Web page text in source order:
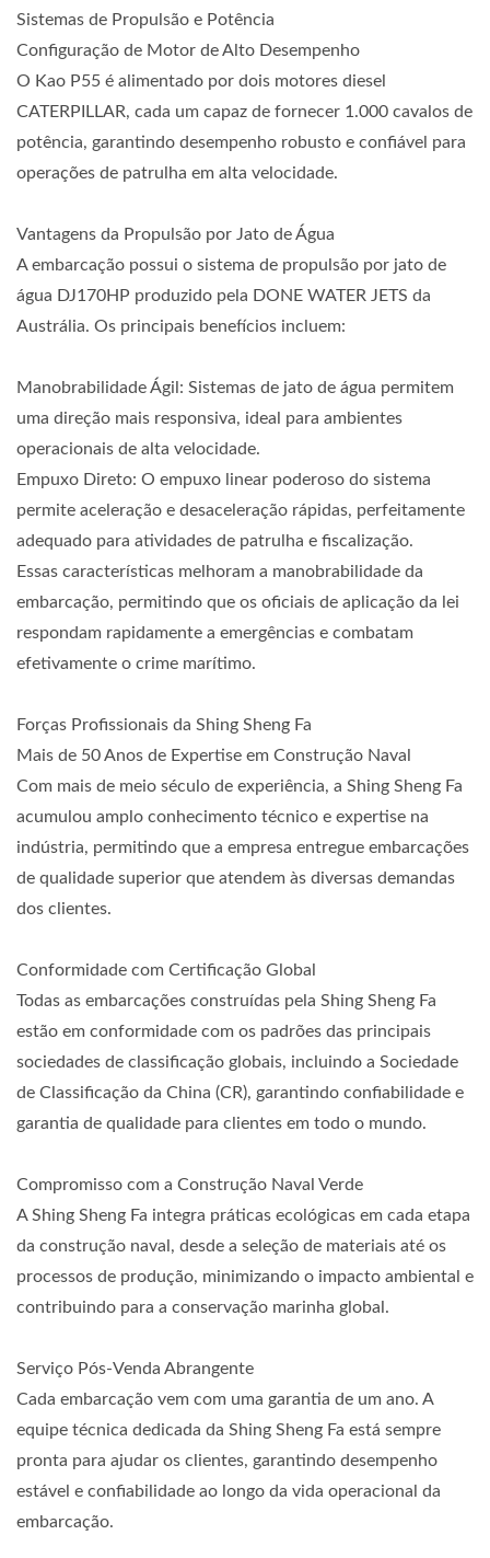
Sistemas de Propulsão e Potência
Configuração de Motor de Alto Desempenho
O Kao P55 é alimentado por dois motores diesel
CATERPILLAR, cada um capaz de fornecer 1.000 cavalos de
potência, garantindo desempenho robusto e confiável para
operações de patrulha em alta velocidade.
Vantagens da Propulsão por Jato de Água
A embarcação possui o sistema de propulsão por jato de
água DJ170HP produzido pela DONE WATER JETS da
Austrália. Os principais benefícios incluem:
Manobrabilidade Ágil: Sistemas de jato de água permitem
uma direção mais responsiva, ideal para ambientes
operacionais de alta velocidade.
Empuxo Direto: O empuxo linear poderoso do sistema
permite aceleração e desaceleração rápidas, perfeitamente
adequado para atividades de patrulha e fiscalização.
Essas características melhoram a manobrabilidade da
embarcação, permitindo que os oficiais de aplicação da lei
respondam rapidamente a emergências e combatam
efetivamente o crime marítimo.
Forças Profissionais da Shing Sheng Fa
Mais de 50 Anos de Expertise em Construção Naval
Com mais de meio século de experiência, a Shing Sheng Fa
acumulou amplo conhecimento técnico e expertise na
indústria, permitindo que a empresa entregue embarcações
de qualidade superior que atendem às diversas demandas
dos clientes.
Conformidade com Certificação Global
Todas as embarcações construídas pela Shing Sheng Fa
estão em conformidade com os padrões das principais
sociedades de classificação globais, incluindo a Sociedade
de Classificação da China (CR), garantindo confiabilidade e
garantia de qualidade para clientes em todo o mundo.
Compromisso com a Construção Naval Verde
A Shing Sheng Fa integra práticas ecológicas em cada etapa
da construção naval, desde a seleção de materiais até os
processos de produção, minimizando o impacto ambiental e
contribuindo para a conservação marinha global.
Serviço Pós-Venda Abrangente
Cada embarcação vem com uma garantia de um ano. A
equipe técnica dedicada da Shing Sheng Fa está sempre
pronta para ajudar os clientes, garantindo desempenho
estável e confiabilidade ao longo da vida operacional da
embarcação.